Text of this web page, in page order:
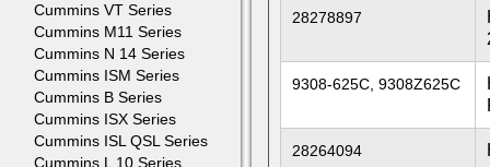
28278897
9308-625C, 9308Z625C
28264094
Cummins VT Series
Cummins M11 Series
Cummins N 14 Series
Cummins ISM Series
Cummins B Series
Cummins ISX Series
Cummins ISL QSL Series
Cummins L 10 Series